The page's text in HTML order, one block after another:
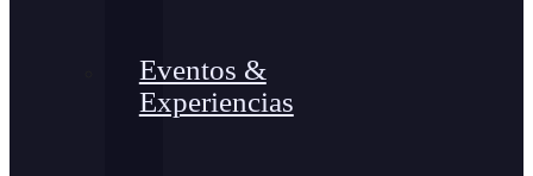
Eventos &
Experiencias